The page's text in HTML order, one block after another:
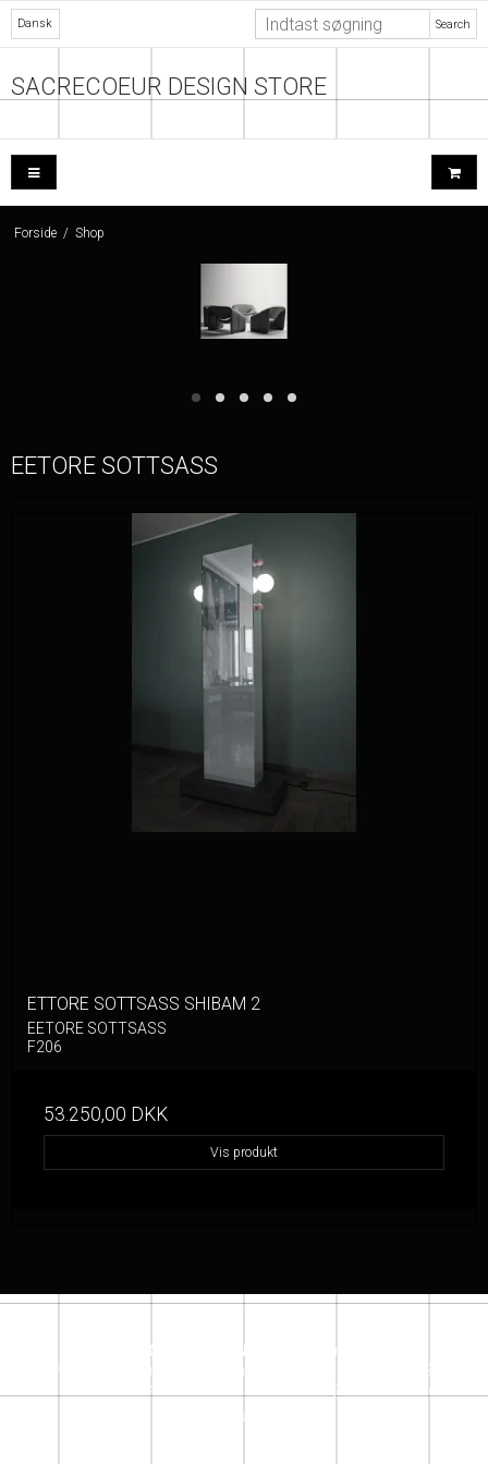
Dansk Search
SACRECOEUR DESIGN STORE
Forside / Shop
EETORE SOTTSASS
ETTORE SOTTSASS SHIBAM 2
EETORE SOTTSASS
F206
53.250,00 DKK
Vis produkt
SACRECOEUR DESIGN STORE
Jensløvsvej 6
2920 Charlottenlund
denmark
+45 26162609
+ 45 26162609
info@sacrecoeur.dk
Instagram